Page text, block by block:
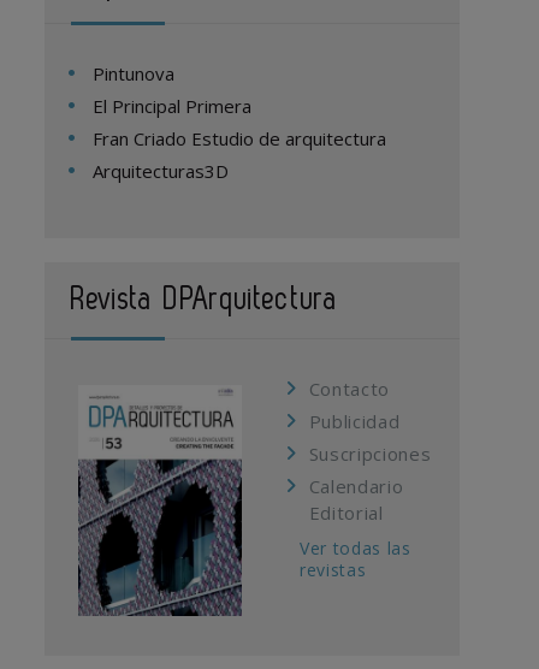
Pintunova
El Principal Primera
Fran Criado Estudio de arquitectura
Arquitecturas3D
Revista DPArquitectura
Contacto
Publicidad
Suscripciones
Calendario
Editorial
Ver todas las
revistas